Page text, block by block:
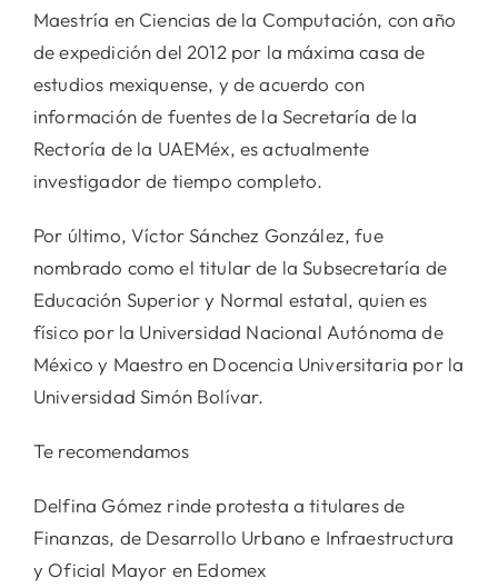
Maestría en Ciencias de la Computación, con año
de expedición del 2012 por la máxima casa de
estudios mexiquense, y de acuerdo con
información de fuentes de la Secretaría de la
Rectoría de la UAEMéx, es actualmente
investigador de tiempo completo.
Por último, Víctor Sánchez González, fue
nombrado como el titular de la Subsecretaría de
Educación Superior y Normal estatal, quien es
físico por la Universidad Nacional Autónoma de
México y Maestro en Docencia Universitaria por la
Universidad Simón Bolívar.
Te recomendamos
Delfina Gómez rinde protesta a titulares de
Finanzas, de Desarrollo Urbano e Infraestructura
y Oficial Mayor en Edomex